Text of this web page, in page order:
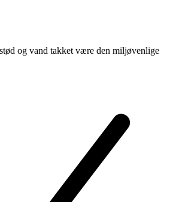
og vand takket være den miljøvenlige